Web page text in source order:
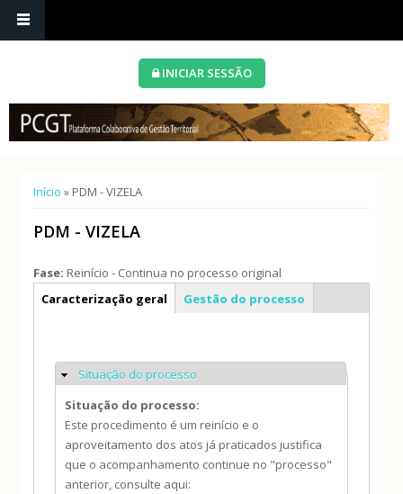
INICIAR SESSÃO
Está aqui
Início » PDM - VIZELA
PDM - VIZELA
Fase: Reinício - Continua no processo original
Info geral
Caracterização geral Gestão do processo
Ocultar
Situação do processo
Situação do processo:
Este procedimento é um reinício e o
aproveitamento dos atos já praticados justifica
que o acompanhamento continue no "processo"
anterior, consulte aqui: